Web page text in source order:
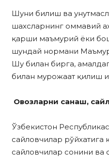
Шуни билиш ва
шахсларнинг оммавий
қарши маъмурий ёки
шундай нормани
Шу билан бирга,
билан мурожаат қилиш
Овозларни санаш,
Ўзбекистон
сайловчилар
сайловчилар сонини ва